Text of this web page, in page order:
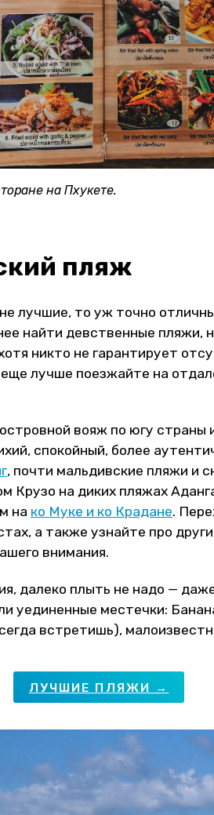
на Пхукете.
пляж
лучшие, то уж точно
найти девственные пляжи,
никто не гарантирует
еще лучше поезжайте на
вояж по югу страны
спокойный, более
, почти мальдивские пляжи и
Крузо на диких пляжах
на ко Муке и ко Крадане.
а также узнайте про
внимания.
далеко плыть не надо —
уединенные местечки:
встретишь),
ЛУЧШИЕ ПЛЯЖИ →